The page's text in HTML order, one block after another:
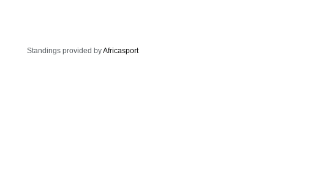
Standings provided byAfricasport